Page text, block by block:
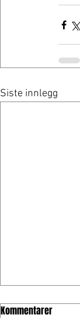
Siste innlegg
Kommentarer